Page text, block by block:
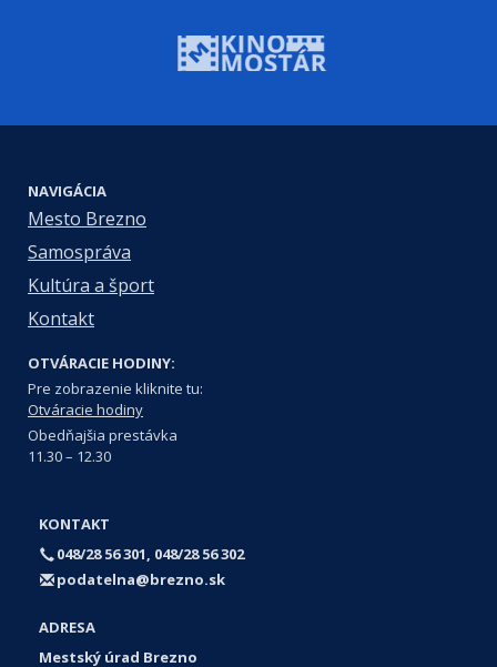
NAVIGÁCIA
Mesto Brezno
Samospráva
Kultúra a šport
Kontakt
OTVÁRACIE HODINY:
Pre zobrazenie kliknite tu:
Otváracie hodiny
Obedňajšia prestávka
11.30 – 12.30
KONTAKT
048/28 56 301, 048/28 56 302
podatelna@brezno.sk
ADRESA
Mestský úrad Brezno